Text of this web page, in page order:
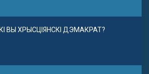
ВЫ ХРЫСЦІЯНСКІ ДЭМАКРАТ?